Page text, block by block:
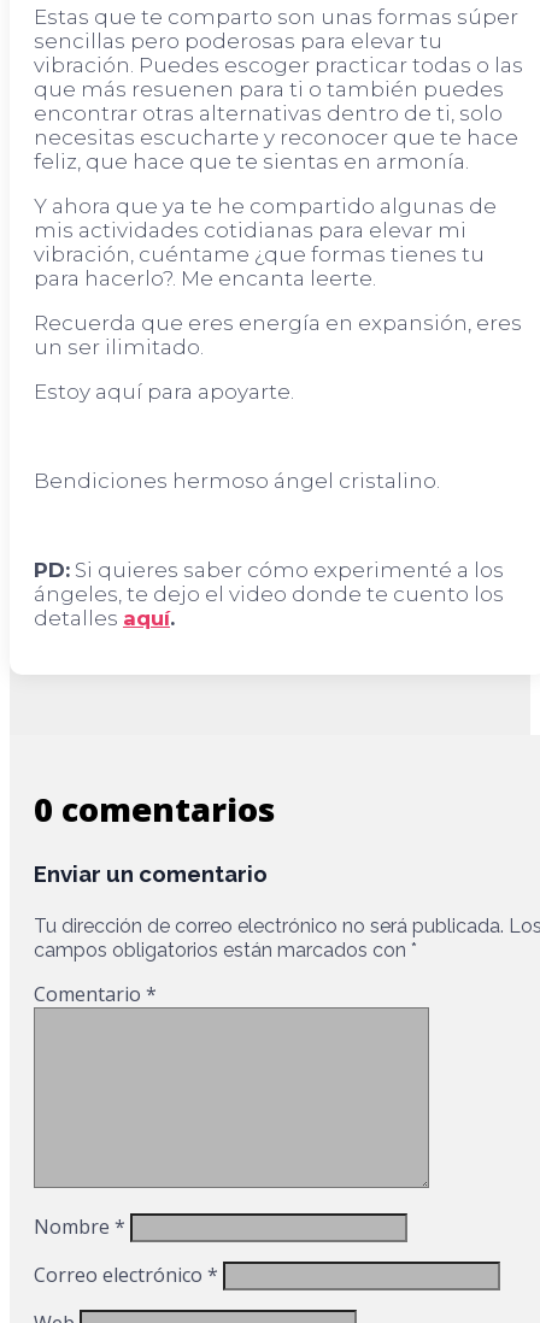
Estas que te comparto son unas formas súper
sencillas pero poderosas para elevar tu
vibración. Puedes escoger practicar todas o las
que más resuenen para ti o también puedes
encontrar otras alternativas dentro de ti, solo
necesitas escucharte y reconocer que te hace
feliz, que hace que te sientas en armonía.
Y ahora que ya te he compartido algunas de
mis actividades cotidianas para elevar mi
vibración, cuéntame ¿que formas tienes tu
para hacerlo?. Me encanta leerte.
Recuerda que eres energía en expansión, eres
un ser ilimitado.
Estoy aquí para apoyarte.
Bendiciones hermoso ángel cristalino.
PD: Si quieres saber cómo experimenté a los
ángeles, te dejo el video donde te cuento los
detalles aquí.
0 comentarios
Enviar un comentario
Tu dirección de correo electrónico no será publicada.
campos obligatorios están marcados con *
Comentario *
Nombre *
Correo electrónico *